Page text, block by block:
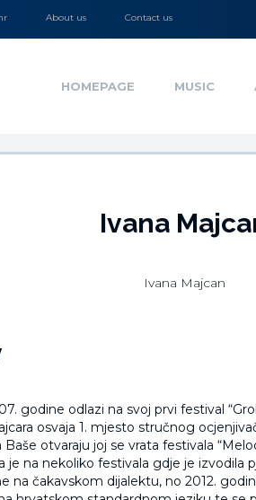
About us Contact us
HOMEPAGE MUSIC
Ivana
Ivana Majcan
godine odlazi na svoj prvi festival
osvaja 1. mjesto stručnog
otvaraju joj se vrata festivala
je na nekoliko festivala gdje je izvodila
na čakavskom dijalektu, no 2012.